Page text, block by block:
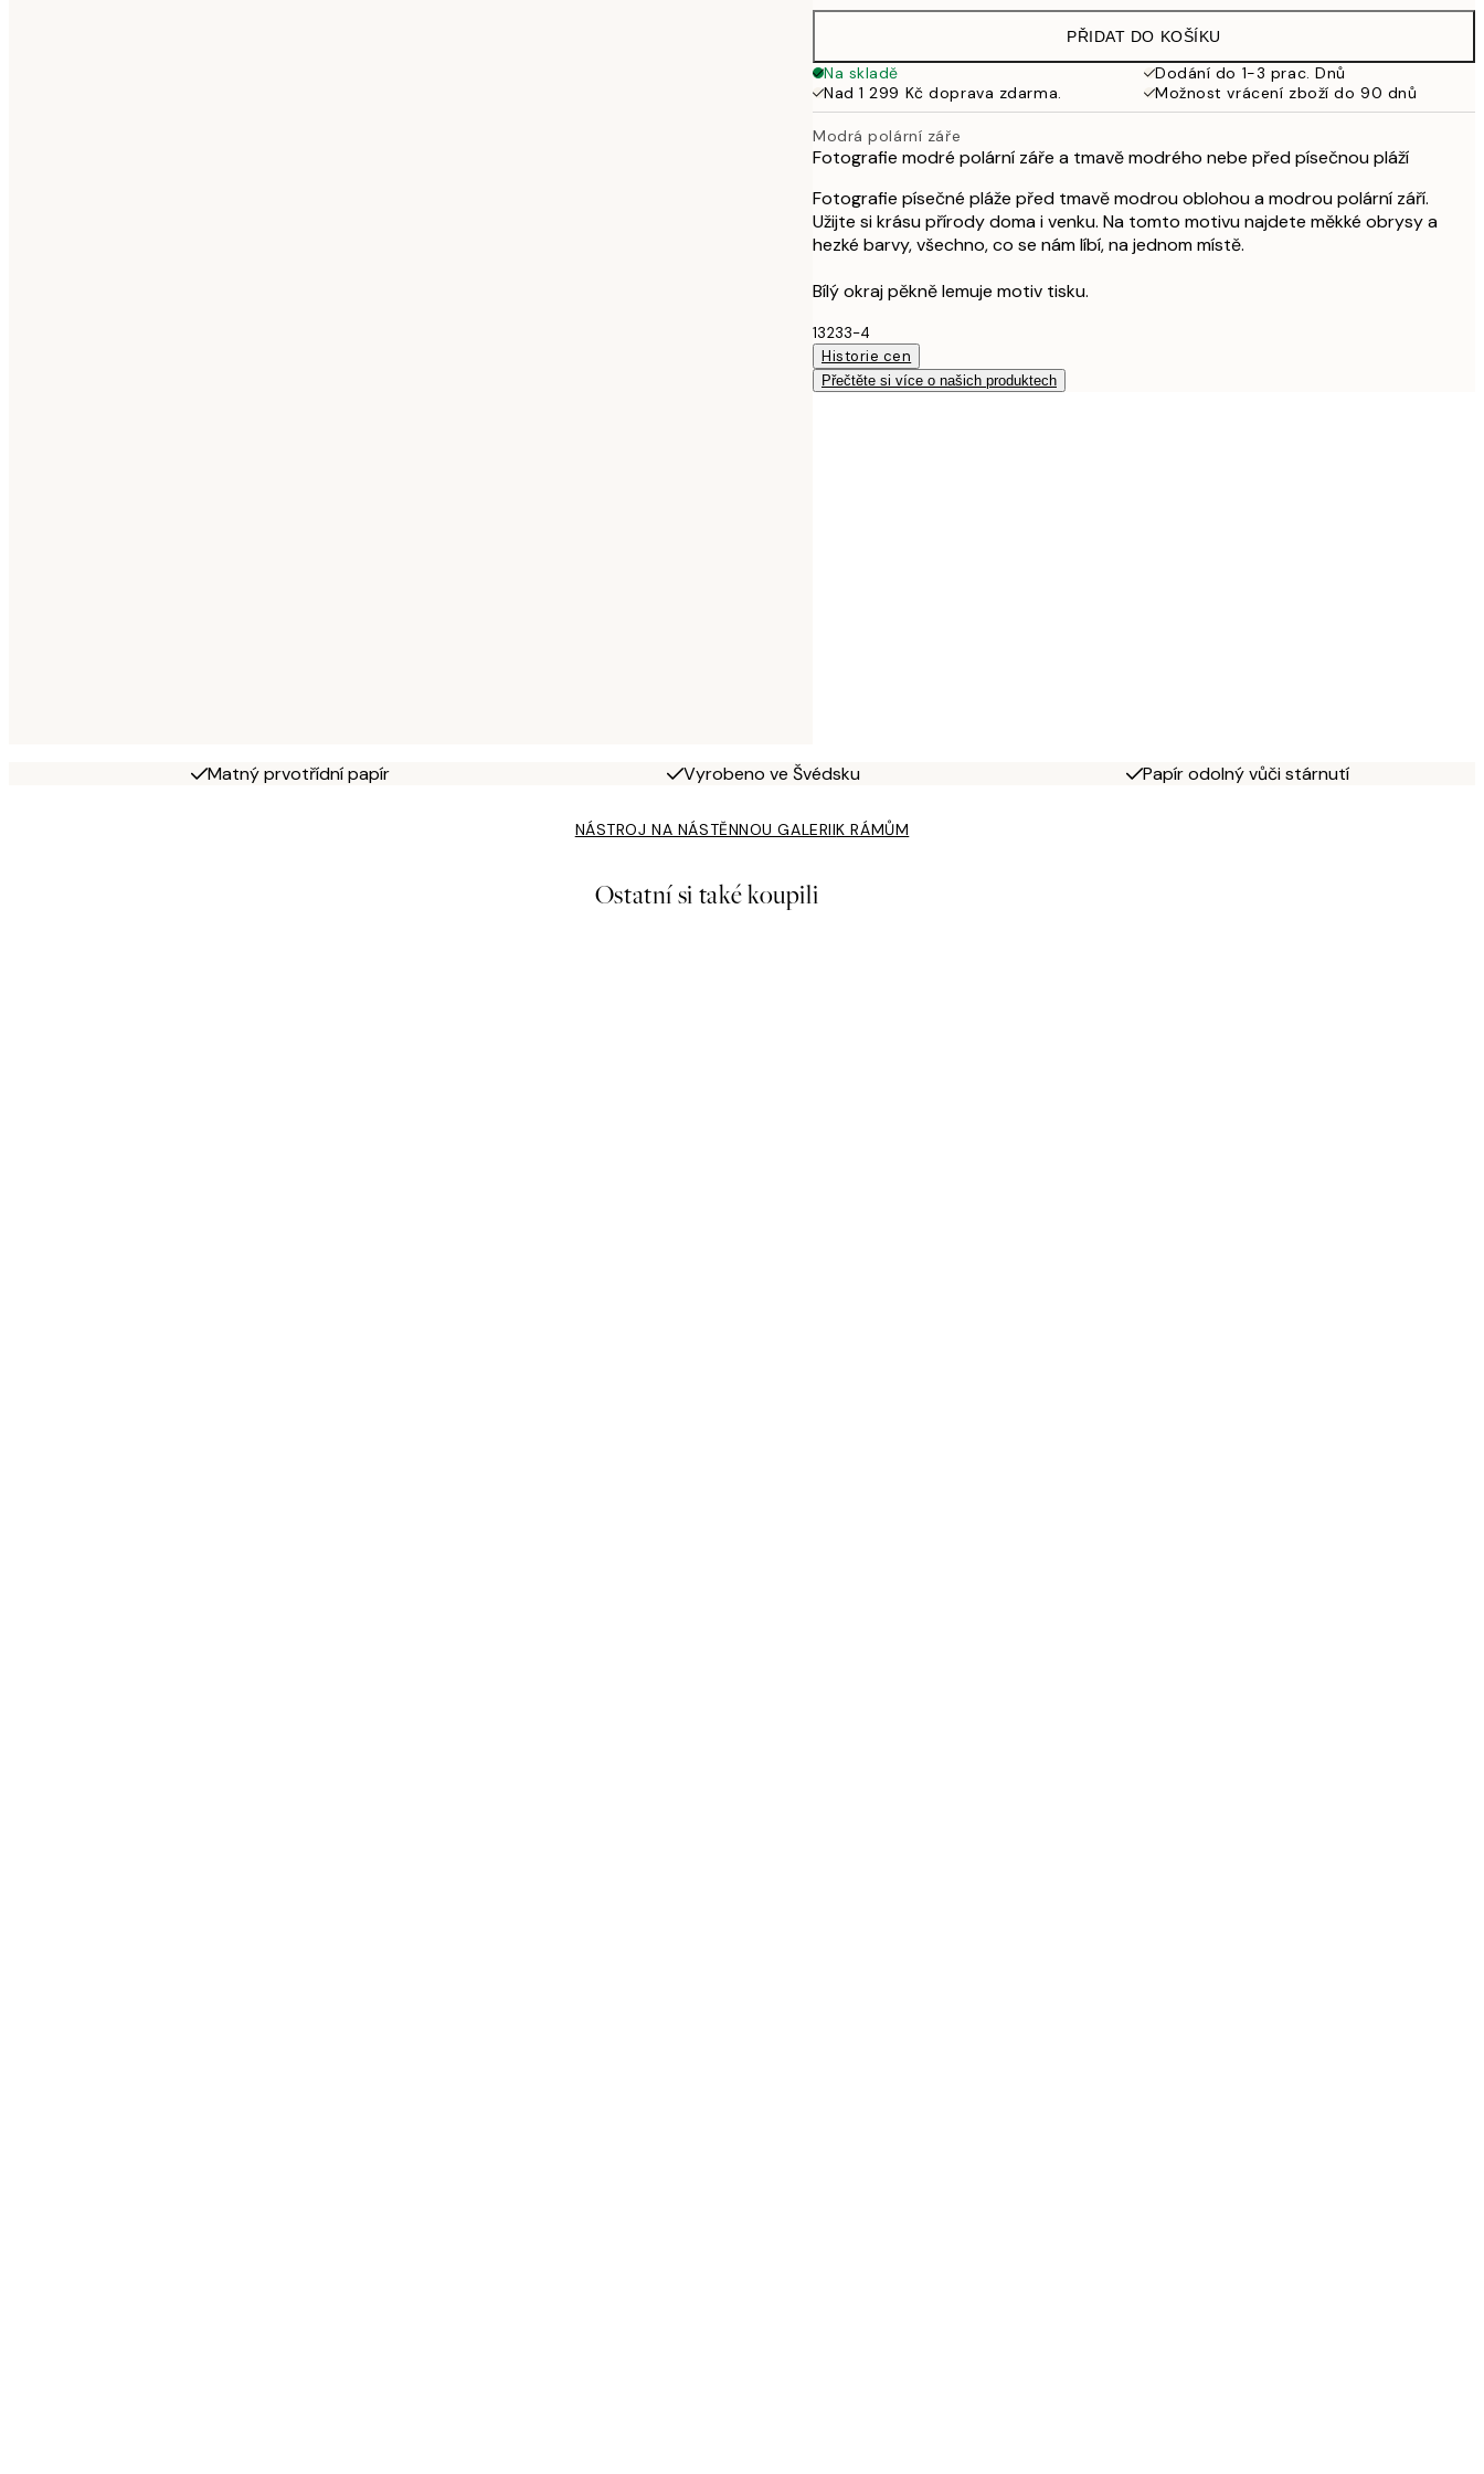
499 Kč
925 Kč
PŘIDAT DO KOŠÍKU
Na skladě
Dodání do 1-3 prac. Dnů
Nad 1 299 Kč doprava zdarma.
Možnost vrácení zboží do 90 dnů
Modrá polární záře
Fotografie modré polární záře a tmavě modrého nebe před písečnou pláží
Fotografie písečné pláže před tmavě modrou oblohou a modrou polární září.
Užijte si krásu přírody doma i venku. Na tomto motivu najdete měkké obrysy a
hezké barvy, všechno, co se nám líbí, na jednom místě.
Bílý okraj pěkně lemuje motiv tisku.
13233-4
Historie cen
Přečtěte si více o našich produktech
Matný prvotřídní papír Vyrobeno ve Švédsku Papír odolný vůči stárnutí
NÁSTROJ NA NÁSTĚNNOU GALERIIK RÁMŮM
Ostatní si také koupili